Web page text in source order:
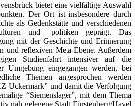
bietet eine vielfältige Auswahl
Der Ort ist insbesondere durch
als Gedenkstätte und verschiedenen
und –politiken geprägt. Das
mit der Geschichte und Erinnerung
und reflexiven Meta-Ebene. Außerdem
Studienfahrt intensiver auf die
Umgebung eingegangen werden, bei
Themen angesprochen werden
Uckermark” und damit die Verfolgung
“Siemenslager”, mit dem Thema
nah gelegene Stadt Fürstenberg/Havel